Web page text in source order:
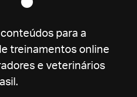
para a
treinamentos online
e veterinários